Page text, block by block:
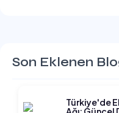
Son Eklenen
Türkiye'de